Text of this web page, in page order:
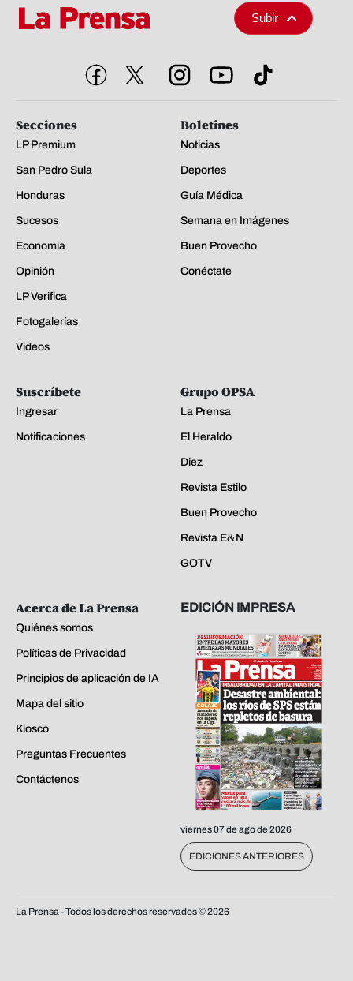
Subir
Secciones
LP Premium
San Pedro Sula
Honduras
Sucesos
Economía
Opinión
LP Verifica
Fotogalerías
Videos
Boletines
Noticias
Deportes
Guía Médica
Semana en Imágenes
Buen Provecho
Conéctate
Suscríbete
Ingresar
Notificaciones
Grupo OPSA
La Prensa
El Heraldo
Diez
Revista Estilo
Buen Provecho
Revista E&N
GOTV
Acerca de La Prensa
Quiénes somos
Políticas de Privacidad
Principios de aplicación de IA
Mapa del sitio
Kiosco
Preguntas Frecuentes
Contáctenos
EDICIÓN IMPRESA
viernes 07 de ago de 2026
EDICIONES ANTERIORES
La Prensa - Todos los derechos reservados ©2026